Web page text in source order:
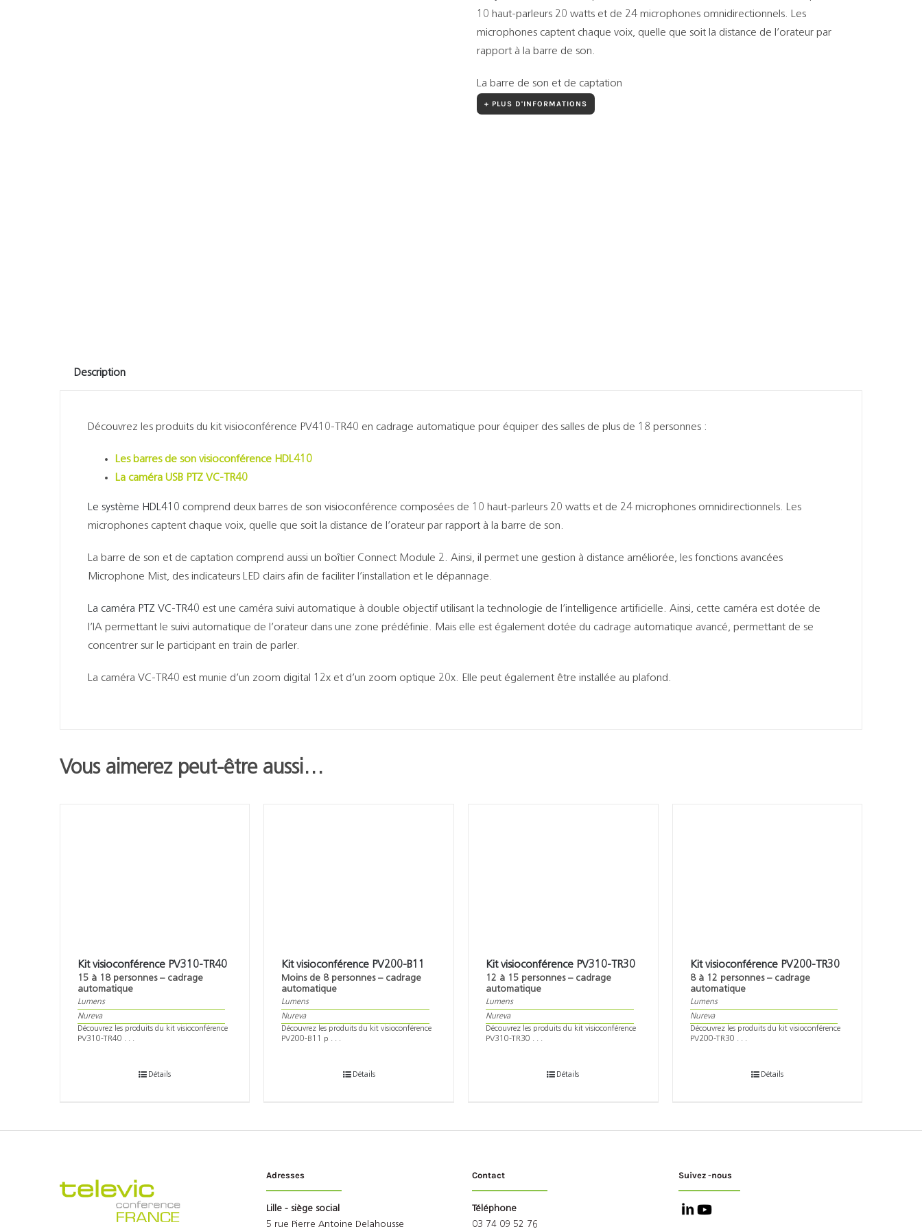
10 haut-parleurs 20 watts et de 24 microphones omnidirectionnels. Les
microphones captent chaque voix, quelle que soit la distance de l’orateur par
rapport à la barre de son.
La barre de son et de captation
+ PLUS D'INFORMATIONS
Description
Découvrez les produits du kit visioconférence PV410-TR40 en cadrage automatique pour équiper des salles de plus de 18 personnes :
Les barres de son visioconférence HDL410
La caméra USB PTZ VC-TR40
Le système HDL410 comprend deux barres de son visioconférence composées de 10 haut-parleurs 20 watts et de 24 microphones omnidirectionnels. Les
microphones captent chaque voix, quelle que soit la distance de l’orateur par rapport à la barre de son.
La barre de son et de captation comprend aussi un boîtier Connect Module 2. Ainsi, il permet une gestion à distance améliorée, les fonctions avancées
Microphone Mist, des indicateurs LED clairs afin de faciliter l’installation et le dépannage.
La caméra PTZ VC-TR40 est une caméra suivi automatique à double objectif utilisant la technologie de l’intelligence artificielle. Ainsi, cette caméra est dotée de
l’IA permettant le suivi automatique de l’orateur dans une zone prédéfinie. Mais elle est également dotée du cadrage automatique avancé, permettant de se
concentrer sur le participant en train de parler.
La caméra VC-TR40 est munie d’un zoom digital 12x et d’un zoom optique 20x. Elle peut également être installée au plafond.
Vous aimerez peut-être aussi…
Kit visioconférence PV310-TR40
15 à 18 personnes – cadrage
automatique
Lumens
Nureva
Découvrez les produits du kit visioconférence
PV310-TR40 . . .
Détails
Kit visioconférence PV200-B11
Moins de 8 personnes – cadrage
automatique
Lumens
Nureva
Découvrez les produits du kit visioconférence
PV200-B11 p . . .
Détails
Kit visioconférence PV310-TR30
12 à 15 personnes – cadrage
automatique
Lumens
Nureva
Découvrez les produits du kit visioconférence
PV310-TR30 . . .
Détails
Kit visioconférence PV200-TR30
8 à 12 personnes – cadrage
automatique
Lumens
Nureva
Découvrez les produits du kit visioconférence
PV200-TR30 . . .
Détails
Adresses
Lille - siège social
5 rue Pierre Antoine Delahousse
Contact
Téléphone
03 74 09 52 76
Suivez -nous